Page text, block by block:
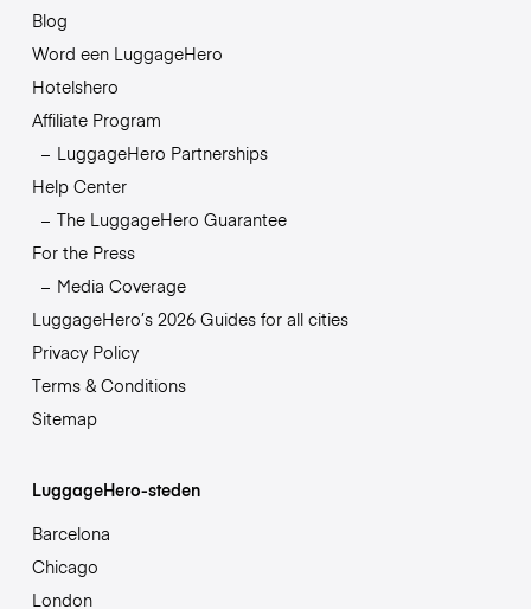
Blog
Word een LuggageHero
Hotelshero
Affiliate Program
LuggageHero Partnerships
Help Center
The LuggageHero Guarantee
For the Press
Media Coverage
LuggageHero’s 2026 Guides for all cities
Privacy Policy
Terms & Conditions
Sitemap
LuggageHero-steden
Barcelona
Chicago
London